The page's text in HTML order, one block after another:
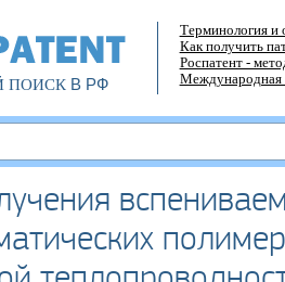
ПОИСКВ РФ
Терминология и
Как получить
Роспатент -
Международная